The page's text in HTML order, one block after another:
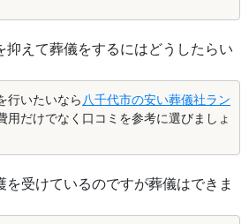
抑えて葬儀をするにはどうしたらい
行いたいなら 八千代市の安い葬儀社ラン
用だけでなく口コミを参考に選びましょ
を受けているのですが葬儀はできま